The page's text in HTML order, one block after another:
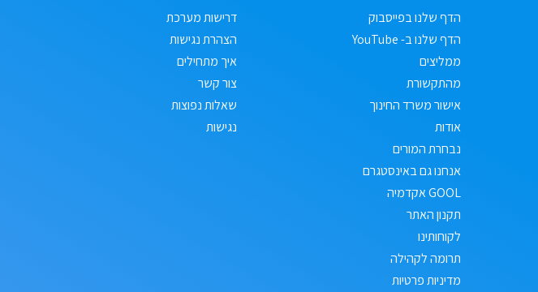
הדף שלנו בפייסבוק
הדף שלנו ב- YouTube
ממליצים
מהתקשורת
אישור משרד החינוך
אודות
נבחרת המורים
אנחנו גם באינסטגרם
GOOL אקדמיה
תקנון האתר
לקוחותינו
תרומה לקהילה
מדיניות פרטיות
דרישות מערכת
הצהרת נגישות
איך מתחילים
צור קשר
שאלות נפוצות
נגישות